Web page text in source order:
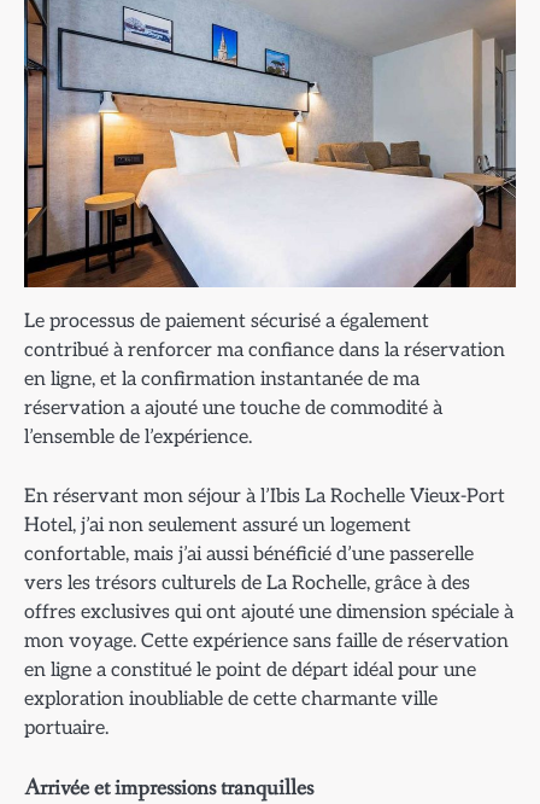
Le processus de paiement sécurisé a également
contribué à renforcer ma confiance dans la réservation
en ligne, et la confirmation instantanée de ma
réservation a ajouté une touche de commodité à
l’ensemble de l’expérience.
En réservant mon séjour à l’Ibis La Rochelle Vieux-Port
Hotel, j’ai non seulement assuré un logement
confortable, mais j’ai aussi bénéficié d’une passerelle
vers les trésors culturels de La Rochelle, grâce à des
offres exclusives qui ont ajouté une dimension spéciale à
mon voyage. Cette expérience sans faille de réservation
en ligne a constitué le point de départ idéal pour une
exploration inoubliable de cette charmante ville
portuaire.
Arrivée et impressions tranquilles